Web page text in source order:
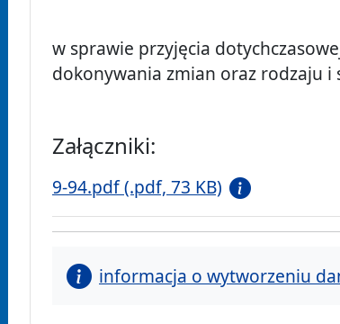
w sprawie przyjęcia
dokonywania zmian oraz rodzaju i
Załączniki:
9-94.pdf (.pdf, 73 KB)
informacja o wytworzeniu